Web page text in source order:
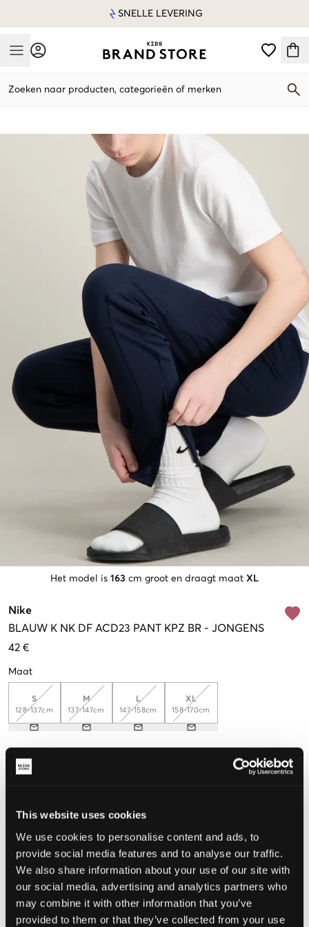
This website uses cookies
We use cookies to personalise content and ads, to
provide social media features and to analyse our traffic.
We also share information about your use of our site with
our social media, advertising and analytics partners who
may combine it with other information that you’ve
provided to them or that they’ve collected from your use
SNELLE LEVERING
Mobile Menu
Zoeken naar producten, categorieën of merken
Het model is 163 cm groot en draagt maat XL
Nike
BLAUW K NK DF ACD23 PANT KPZ BR - JONGENS
42 €
Maat
S
128-137cm
M
137-147cm
L
147-158cm
XL
158-170cm
De maat lijkt
MAATTABEL
KIES EEN MAAT
Snelle levering
Gratis verzending vanaf €69
Recht op herroeping binnen 60 dagen